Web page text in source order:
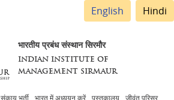
English Hindi
भारतीय प्रबंध संस्थान सिरमौर
INDIAN INSTITUTE OF
MANAGEMENT SIRMAUR
संकाय भर्ती भारत में अध्ययन करें पुस्तकालय
जीवंत परिसर